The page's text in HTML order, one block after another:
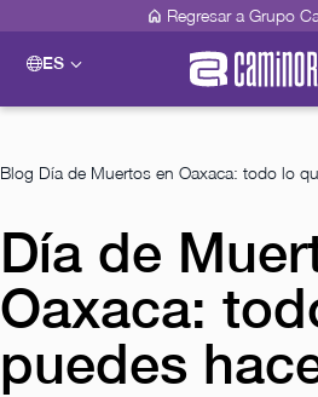
Regresar a Grupo
ES Please select a
Guadalajara
Veracruz
Camino Real Veracruz
Camino Real Mérida
Mexico City
Camino Real Aeropuerto
Blog Día de Muertos en Oaxaca: todo lo
Día de
Oaxaca:
puedes